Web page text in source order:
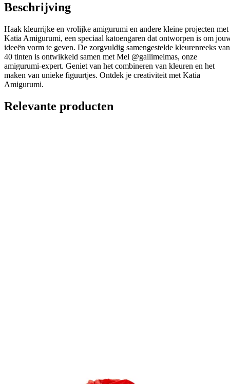
Beschrijving
Haak kleurrijke en vrolijke amigurumi en andere kleine projecten met
Katia Amigurumi, een speciaal katoengaren dat ontworpen is om
ideeën vorm te geven. De zorgvuldig samengestelde kleurenreeks van
40 tinten is ontwikkeld samen met Mel @gallimelmas, onze
amigurumi-expert. Geniet van het combineren van kleuren en het
maken van unieke figuurtjes. Ontdek je creativiteit met Katia
Amigurumi.
Relevante producten